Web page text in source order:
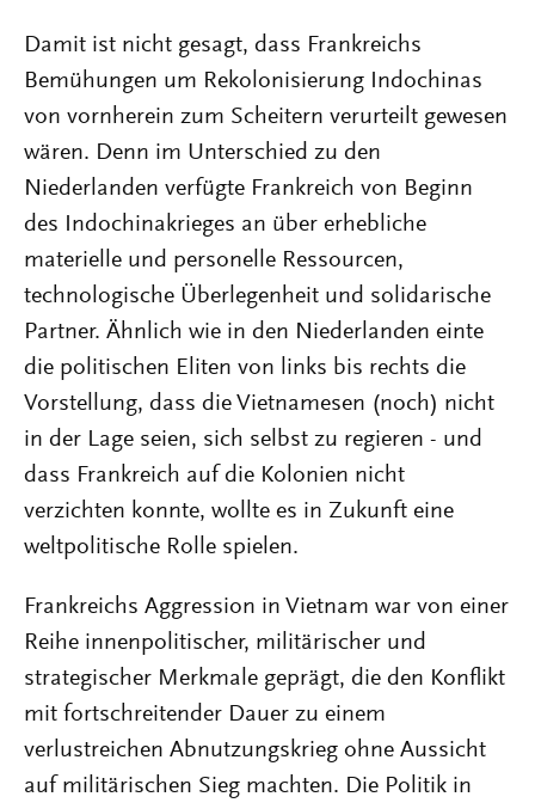
Damit ist nicht gesagt, dass Frankreichs
Bemühungen um Rekolonisierung Indochinas
von vornherein zum Scheitern verurteilt gewesen
wären. Denn im Unterschied zu den
Niederlanden verfügte Frankreich von Beginn
des Indochinakrieges an über erhebliche
materielle und personelle Ressourcen,
technologische Überlegenheit und solidarische
Partner. Ähnlich wie in den Niederlanden einte
die politischen Eliten von links bis rechts die
Vorstellung, dass die Vietnamesen (noch) nicht
in der Lage seien, sich selbst zu regieren - und
dass Frankreich auf die Kolonien nicht
verzichten konnte, wollte es in Zukunft eine
weltpolitische Rolle spielen.
Frankreichs Aggression in Vietnam war von einer
Reihe innenpolitischer, militärischer und
strategischer Merkmale geprägt, die den Konflikt
mit fortschreitender Dauer zu einem
verlustreichen Abnutzungskrieg ohne Aussicht
auf militärischen Sieg machten. Die Politik in